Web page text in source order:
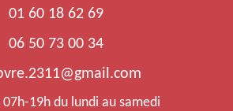
01 60 18 62 69
06 50 73 00 34
07h-19h du lundi au samedi